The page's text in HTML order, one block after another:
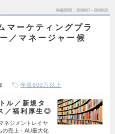
掲載期間 26/08/07～26/08/20
マーケティングプラ
／マネージャー候
年収600万以上
ル／新規タ
／福利厚生◎
ネジメントレイヤ
の売上・AU最大化